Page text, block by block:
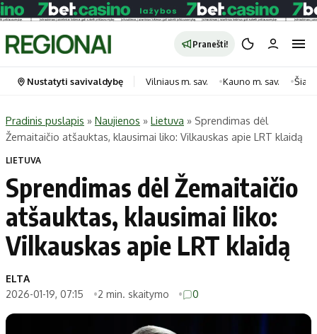
Pranešti!
Portalas
Pradinis puslapis
Savivaldybės
Naujausi
Regionai
Lietuva
Pasaulis
Politika
Kategorijos
Gyvenimas
Horoskopai
Maistas
Technologijos
Nustatyti savivaldybę Vilniaus m. sav. Kauno m. sav.
Pradinis puslapis » Naujienos » Lietuva » Sprendimas dėl
Žemaitaičio atšauktas, klausimai liko: Vilkauskas apie LRT klaidą
LIETUVA
Sprendimas dėl Žemaitaičio
atšauktas, klausimai liko:
Vilkauskas apie LRT klaidą
ELTA
2026-01-19, 07:15
2 min. skaitymo 0